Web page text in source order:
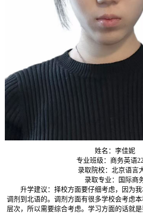
姓名：李佳妮
专业班级：商务英语
录取院校：北京语言
录取专业：国际商
升学建议：择校方面要仔细考虑，因为我
调剂到北语的。调剂方面有很多学校会考虑
层次，所以需要综合考虑。学习方面的话就